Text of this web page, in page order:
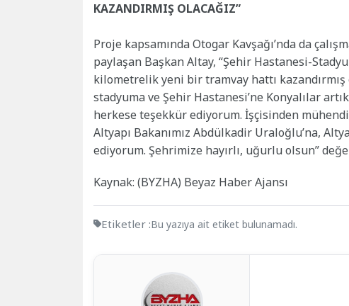
KAZANDIRMIŞ OLACAĞIZ”
Proje kapsamında Otogar Kavşağı’nda da
paylaşan Başkan Altay, “Şehir Hastanesi-
kilometrelik yeni bir tramvay hattı
stadyuma ve Şehir Hastanesi’ne Konyalılar
herkese teşekkür ediyorum. İşçisinden
Altyapı Bakanımız Abdülkadir Uraloğlu’na,
ediyorum. Şehrimize hayırlı, uğurlu olsun”
Kaynak: (BYZHA) Beyaz Haber Ajansı
Etiketler :Bu yazıya ait etiket bulunamadı.